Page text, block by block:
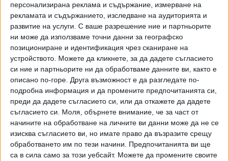
персонализирана реклама и съдържание, измерване на
рекламата и съдържанието, изследване на аудиторията и
развитие на услуги. С ваше разрешение ние и партньорите
ни може да използваме точни данни за географско
позициониране и идентификация чрез сканиране на
устройството. Можете да кликнете, за да дадете съгласието
си ние и партньорите ни да обработваме данните ви, както е
описано по-горе. Друга възможност е да разгледате по-
подробна информация и да промените предпочитанията си,
преди да дадете съгласието си, или да откажете да дадете
съгласието си.
Моля, обърнете внимание, че за част от
начините на обработване на личните ви данни може да не се
изисква съгласието ви, но имате право да възразите срещу
обработването им по тези начини. Предпочитанията ви ще
са в сила само за този уебсайт. Можете да промените своите
Хавайската Богородица заплака с фентанилови сълзи
Видео Разгледай всички